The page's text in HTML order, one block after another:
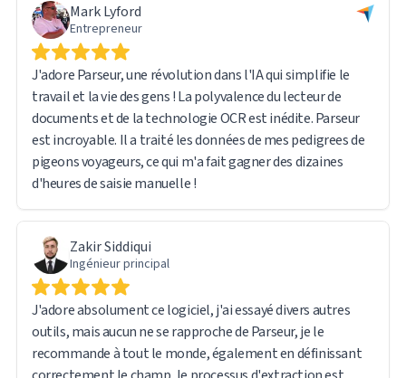
main plutôt qu'à une limitation du logiciel ; le système,
quant à lui, fonctionnait parfaitement.
Je suis très satisfait de cette expérience et je recommande
vivement Parseur à toute personne confrontée au
traitement et à l'extraction de données de volumes
importants de documents.
Mark Lyford
Entrepreneur
J'adore Parseur, une révolution dans l'IA qui simplifie le
travail et la vie des gens ! La polyvalence du lecteur de
documents et de la technologie OCR est inédite. Parseur
est incroyable. Il a traité les données de mes pedigrees de
pigeons voyageurs, ce qui m'a fait gagner des dizaines
d'heures de saisie manuelle !
Zakir Siddiqui
Ingénieur principal
J'adore absolument ce logiciel, j'ai essayé divers autres
outils, mais aucun ne se rapproche de Parseur, je le
recommande à tout le monde, également en définissant